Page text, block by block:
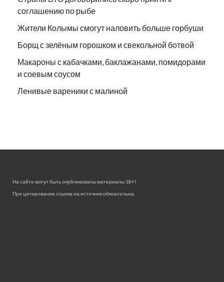
соглашению по рыбе
Жители Колымы смогут наловить больше горбуши
Борщ с зелёным горошком и свекольной ботвой
Макароны с кабачками, баклажанами, помидорами
и соевым соусом
Ленивые вареники с малиной
На сайте могут быть опубликованы материалы 18+!
При цитировании ссылка на источник обязательна.